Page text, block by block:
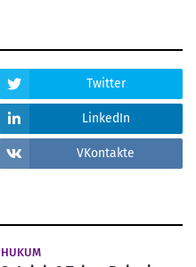
Twitter
LinkedIn
VKontakte
HUKUM